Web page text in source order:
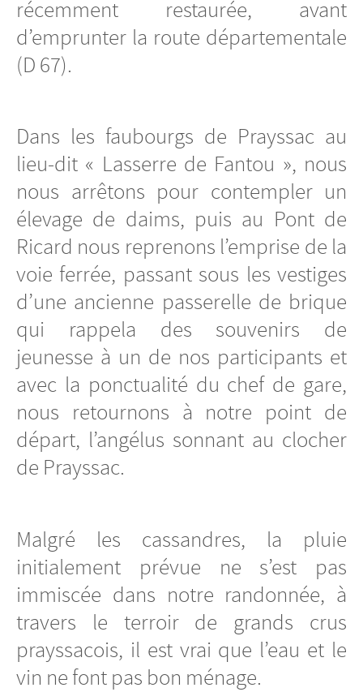
récemment restaurée, avant
d’emprunter la route départementale
(D 67).
Dans les faubourgs de Prayssac au
lieu-dit « Lasserre de Fantou », nous
nous arrêtons pour contempler un
élevage de daims, puis au Pont de
Ricard nous reprenons l’emprise de la
voie ferrée, passant sous les vestiges
d’une ancienne passerelle de brique
qui rappela des souvenirs de
jeunesse à un de nos participants et
avec la ponctualité du chef de gare,
nous retournons à notre point de
départ, l’angélus sonnant au clocher
de Prayssac.
Malgré les cassandres, la pluie
initialement prévue ne s’est pas
immiscée dans notre randonnée, à
travers le terroir de grands crus
prayssacois, il est vrai que l’eau et le
vin ne font pas bon ménage.